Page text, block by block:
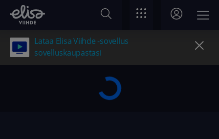
Lataa Elisa Viihde -sovellus
sovelluskaupastasi